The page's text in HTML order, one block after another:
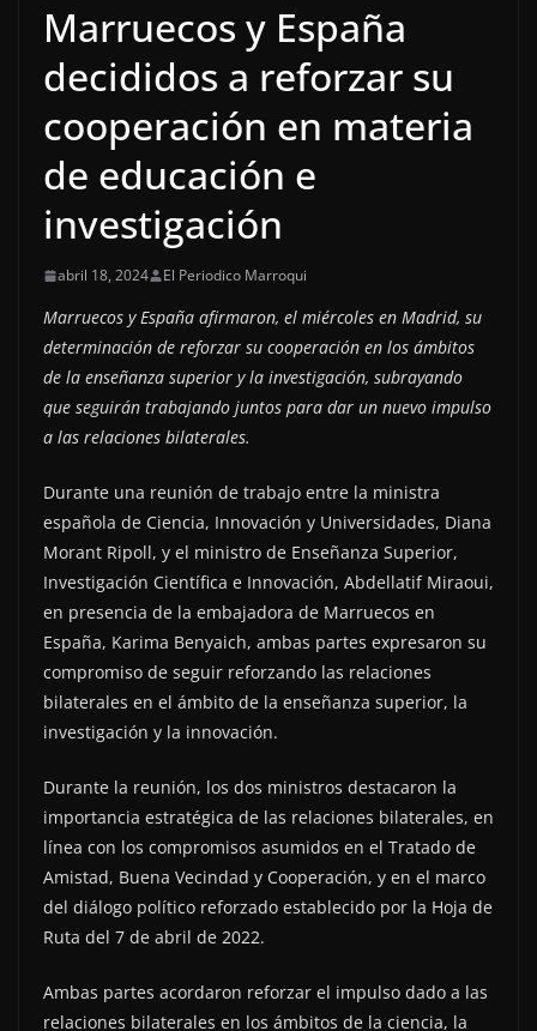
Marruecos y España
decididos a reforzar su
cooperación en materia
de educación e
investigación
abril 18, 2024 El Periodico Marroqui
Marruecos y España afirmaron, el miércoles en Madrid, su
determinación de reforzar su cooperación en los ámbitos
de la enseñanza superior y la investigación, subrayando
que seguirán trabajando juntos para dar un nuevo impulso
a las relaciones bilaterales.
Durante una reunión de trabajo entre la ministra
española de Ciencia, Innovación y Universidades, Diana
Morant Ripoll, y el ministro de Enseñanza Superior,
Investigación Científica e Innovación, Abdellatif Miraoui,
en presencia de la embajadora de Marruecos en
España, Karima Benyaich, ambas partes expresaron su
compromiso de seguir reforzando las relaciones
bilaterales en el ámbito de la enseñanza superior, la
investigación y la innovación.
Durante la reunión, los dos ministros destacaron la
importancia estratégica de las relaciones bilaterales, en
línea con los compromisos asumidos en el Tratado de
Amistad, Buena Vecindad y Cooperación, y en el marco
del diálogo político reforzado establecido por la Hoja de
Ruta del 7 de abril de 2022.
Ambas partes acordaron reforzar el impulso dado a las
relaciones bilaterales en los ámbitos de la ciencia, la